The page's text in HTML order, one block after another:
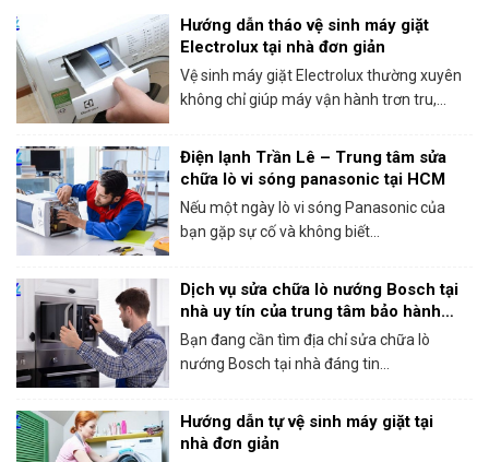
Hướng dẫn tháo vệ sinh máy giặt
Electrolux tại nhà đơn giản
Vệ sinh máy giặt Electrolux thường xuyên
không chỉ giúp máy vận hành trơn tru,...
Điện lạnh Trần Lê – Trung tâm sửa
chữa lò vi sóng panasonic tại HCM
Nếu một ngày lò vi sóng Panasonic của
bạn gặp sự cố và không biết...
Dịch vụ sửa chữa lò nướng Bosch tại
nhà uy tín của trung tâm bảo hành
Bosch tại HCM
Bạn đang cần tìm địa chỉ sửa chữa lò
nướng Bosch tại nhà đáng tin...
Hướng dẫn tự vệ sinh máy giặt tại
nhà đơn giản